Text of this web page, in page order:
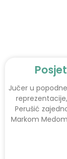
Jučer u
Perušić
Markom